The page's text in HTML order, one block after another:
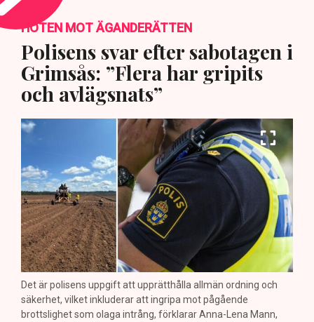
HOTEN MOT ÄGANDERÄTTEN
Polisens svar efter sabotagen i
Grimsås: ”Flera har gripits
och avlägsnats”
Det är polisens uppgift att upprätthålla allmän ordning och
säkerhet, vilket inkluderar att ingripa mot pågående
brottslighet som olaga intrång, förklarar Anna-Lena Mann,